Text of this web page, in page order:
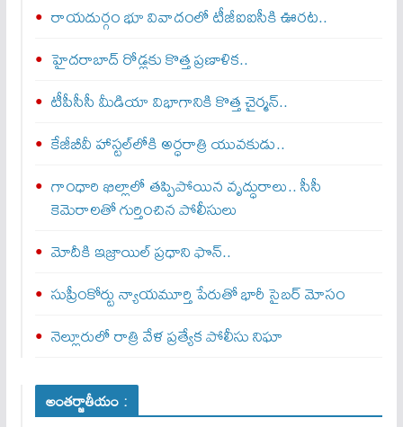
రాయదుర్గం భూ వివాదంలో టీజీఐఐసీకి ఊరట..
హైదరాబాద్ రోడ్లకు కొత్త ప్రణాళిక..
టీపీసీసీ మీడియా విభాగానికి కొత్త చైర్మన్..
కేజీబీవీ హాస్టల్‌లోకి అర్ధరాత్రి యువకుడు..
గాంధారి ఖిల్లాలో తప్పిపోయిన వృద్ధురాలు.. సీసీ
కెమెరాలతో గుర్తించిన పోలీసులు
మోదీకి ఇజ్రాయిల్ ప్ర‌ధాని ఫొన్..
సుప్రీంకోర్టు న్యాయమూర్తి పేరుతో భారీ సైబర్ మోసం
నెల్లూరులో రాత్రి వేళ ప్రత్యేక పోలీసు నిఘా
అంతర్జాతీయం :